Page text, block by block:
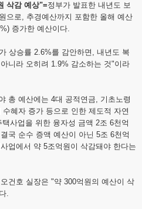
삭감 예상"=정부가 발표한 내년도 보
으로, 추경예산까지 포함한 올해 예산
증가한 예산이다.
상승률 2.6%를 감안하면, 내년도 복
니라 오히려 1.9% 감소하는 것"이라
총 예산에는 4대 공적연금, 기초노령
혜자 증가 등으로 인한 제도적 자연
사업을 위한 융자성 금액 2조 6천억
국 순수 증액 예산이 아닌 5조 6천억
업에서 약 5조억원이 삭감돼야 한다는
건호 실장은 "약 300억원의 예산이 삭
.